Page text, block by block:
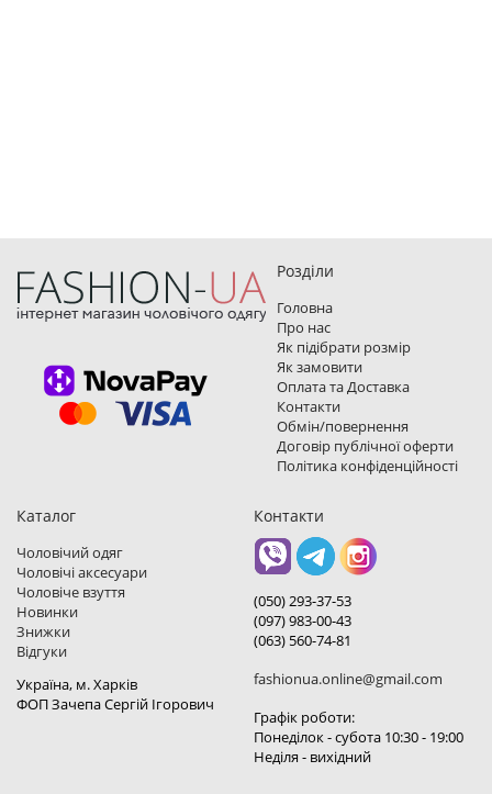
Розділи
Головна
Про нас
Як підібрати розмір
Як замовити
Оплата та Доставка
Контакти
Обмін/повернення
Договір публічної оферти
Політика конфіденційності
Каталог
Чоловічий одяг
Чоловічі аксесуари
Чоловіче взуття
Новинки
Знижки
Відгуки
Україна, м. Харкiв
ФОП Зачепа Сергій Ігорович
Контакти
(050) 293-37-53
(097) 983-00-43
(063) 560-74-81
fashionua.online@gmail.com
Графік роботи:
Понеділок - субота 10:30 - 19:00
Неділя - вихідний